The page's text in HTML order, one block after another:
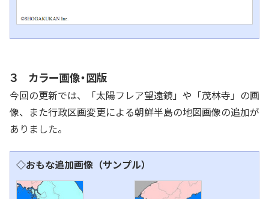
３ カラー画像・図版
今回の更新では、「太陽フレア望遠鏡」や「茂林寺」の画
像、また行政区画変更による朝鮮半島の地図画像の追加が
ありました。
◇おもな追加画像（サンプル）